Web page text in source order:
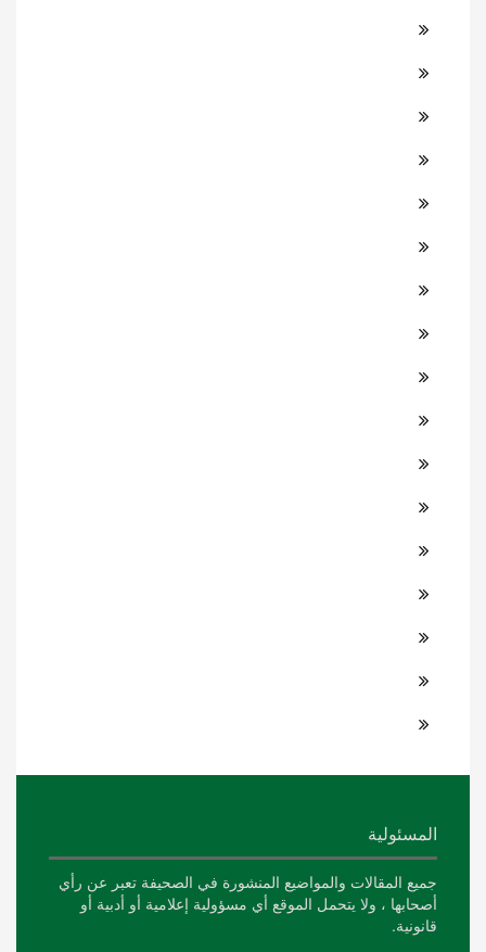
المسئولية
جميع المقالات والمواضيع المنشورة في الصحيفة تعبر عن رأي
أصحابها ، ولا يتحمل الموقع أي مسؤولية إعلامية أو أدبية أو
قانونية.